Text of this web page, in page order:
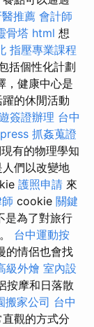
推薦 會計師
骨塔 html 想
指壓專業課程
括個性化計劃
，健康中心是
的休閒活動
簽證辦理 台中
抓姦蒐證
有的物理學知
們以改變地
護照申請 來
cookie 關鍵
是為了對旅行
台中運動按
的情侶也會找
級外燴 室內設
按摩和日落散
搬家公司 台中
觀的方式分